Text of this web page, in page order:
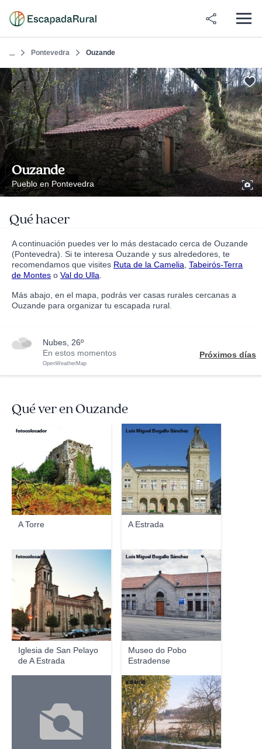
... Pontevedra Ouzande
Ouzande
Pueblo en Pontevedra
Qué hacer
A continuación puedes ver lo más destacado cerca de Ouzande
(Pontevedra). Si te interesa Ouzande y sus alrededores, te
recomendamos que visites Ruta de la Camelia Tabeirós-Terra
de Montes o Val do Ulla
Más abajo, en el mapa, podrás ver casas rurales cercanas a
Ouzande para organizar tu escapada rural.
nubes, 26º
En estos momentos
OpenWeatherMap
Próximos días
Qué ver en Ouzande
A Torre
fotocolocador
A Estrada
Luis Miguel Bugallo Sánchez
Iglesia de San Pelayo
de A Estrada
fotocolocador
Museo do Pobo
Estradense
Luis Miguel Bugallo Sánchez
IES-MGB